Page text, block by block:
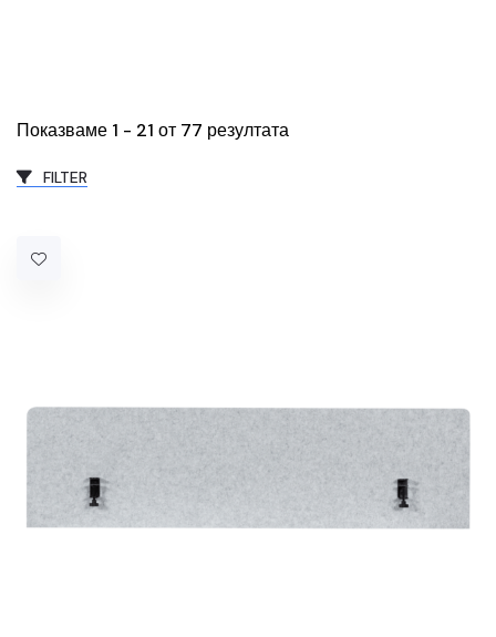
Показваме 1 - 21 от 77 резултата
FILTER